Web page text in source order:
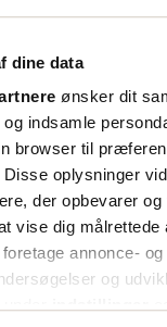
dine data
ønsker dit
indsamle
browser til
oplysninger
der opbevarer
vise dig målrettede
annonce-
og